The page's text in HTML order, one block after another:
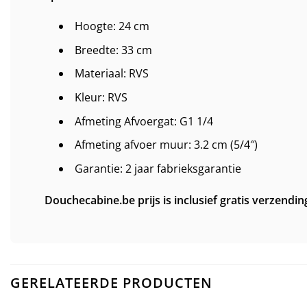
Hoogte: 24 cm
Breedte: 33 cm
Materiaal: RVS
Kleur: RVS
Afmeting Afvoergat: G1 1/4
Afmeting afvoer muur: 3.2 cm (5/4″)
Garantie: 2 jaar fabrieksgarantie
Douchecabine.be prijs is inclusief gratis
GERELATEERDE PRODUCTEN